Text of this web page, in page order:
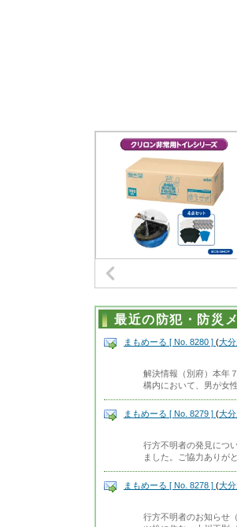
最近の防犯・防災
まもめーる [ No. 8280 ] (大
解決情報（別府）本年
構内において、男が女
まもめーる [ No. 8279 ] (大
行方不明者の発見につ
ました。ご協力ありが
まもめーる [ No. 8278 ] (大
行方不明者のお知らせ